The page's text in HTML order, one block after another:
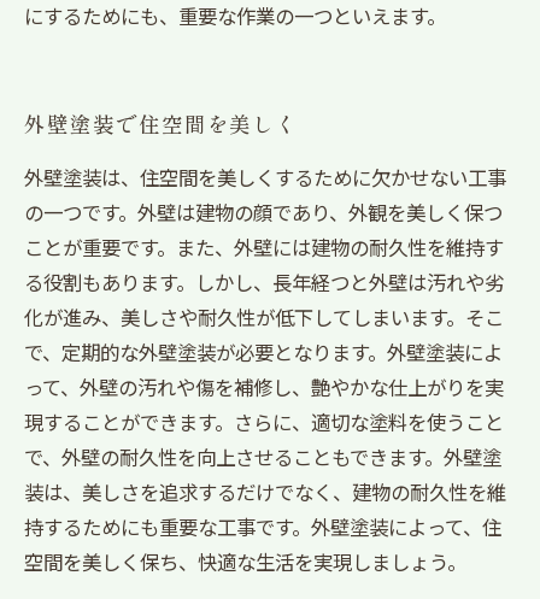
にするためにも、重要な作業の一つといえます。
外壁塗装で住空間を美しく
外壁塗装は、住空間を美しくするために欠かせない工事
の一つです。外壁は建物の顔であり、外観を美しく保つ
ことが重要です。また、外壁には建物の耐久性を維持す
る役割もあります。しかし、長年経つと外壁は汚れや劣
化が進み、美しさや耐久性が低下してしまいます。そこ
で、定期的な外壁塗装が必要となります。外壁塗装によ
って、外壁の汚れや傷を補修し、艶やかな仕上がりを実
現することができます。さらに、適切な塗料を使うこと
で、外壁の耐久性を向上させることもできます。外壁塗
装は、美しさを追求するだけでなく、建物の耐久性を維
持するためにも重要な工事です。外壁塗装によって、住
空間を美しく保ち、快適な生活を実現しましょう。